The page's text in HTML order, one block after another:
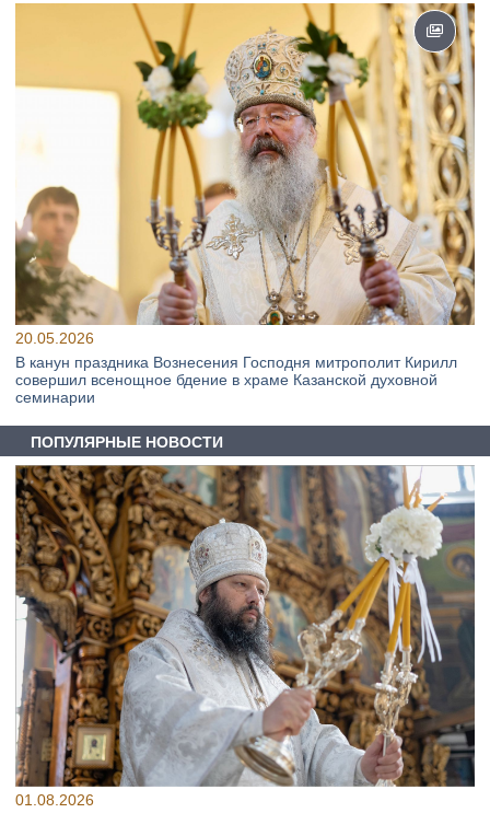
20.05.2026
В канун праздника Вознесения Господня митрополит Кирилл
совершил всенощное бдение в храме Казанской духовной
семинарии
ПОПУЛЯРНЫЕ НОВОСТИ
01.08.2026